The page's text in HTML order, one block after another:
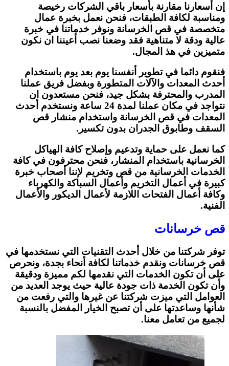
إن أسعارنا مقارنة بأسعار باقي الشركات رخيصة
ومناسبة لكافة الطبقات، فنحن نعمل بخبرة عمال
متخصصة في قص الخرسانة ونوفر خدماتنا في خبرة
عالية ودقة لا متناهية فقد وضعنا نصب أعيننا ان نكون
متميزين في هذ المجال.
فنقوم دائما في تطوير أنفسنا يوم بعد يوم باستخدام
أحدث المعدات والآلات المتطورة وبفضل فريق عملنا
المدرب والمحترفة بشكل جيد، فنحن مستعدون ان
نتواجد في مكان عملنا لمدة 24 ساعة ونستخدم أحدث
المعدات في قص الخرسانة واستخدام منشار قص
السقف وطابوق الجدران بدون تكسير.
كما نعمل على حماية وتدعيم وإصلاح كافة الهياكل
الخرسانية باستخدام المنشار، فنحن محترفون في كافة
الخدمات الخرسانية من قص وتخريم لإننا أصحاب خبرة
كبيرة في أعمال التخريم وأعمال السباكة والكهرباء
وكافة أعمال الفتحات اللازمة لأعمال الديكور والأعمال
الفنية.
قص خرسانات
توفر شركتنا من خلال أحدث التقنيات التي نستخدمها في
قص خرسانات ونقدم خدماتنا لكافة أنحاء بجدة، ونحرص
على أن تكون الخدمات التي نقدمها لكم مميزة ودقيقة
وأن تكون الخدمة ذات جودة عالية حيث يوجد العديد من
العوامل التي ميزت شركتنا عن غيرها والتي رفعت من
شأنها وساعدتها على أن تصبح الخيار المفضل بالنسبة
لجميع من تعامل معنا.